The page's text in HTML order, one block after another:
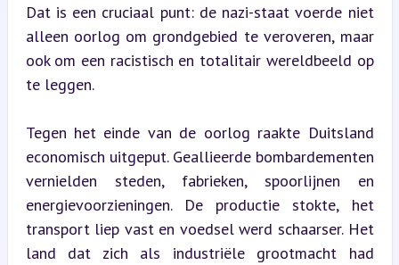
Dat is een cruciaal punt: de nazi-staat voerde niet
alleen oorlog om grondgebied te veroveren, maar
ook om een racistisch en totalitair wereldbeeld op
te leggen.
Tegen het einde van de oorlog raakte Duitsland
economisch uitgeput. Geallieerde bombardementen
vernielden steden, fabrieken, spoorlijnen en
energievoorzieningen. De productie stokte, het
transport liep vast en voedsel werd schaarser. Het
land dat zich als industriële grootmacht had